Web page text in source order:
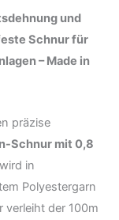
und
Schnur für
– Made in
präzise
Schnur mit 0,8
in
Polyestergarn
verleiht der 100m